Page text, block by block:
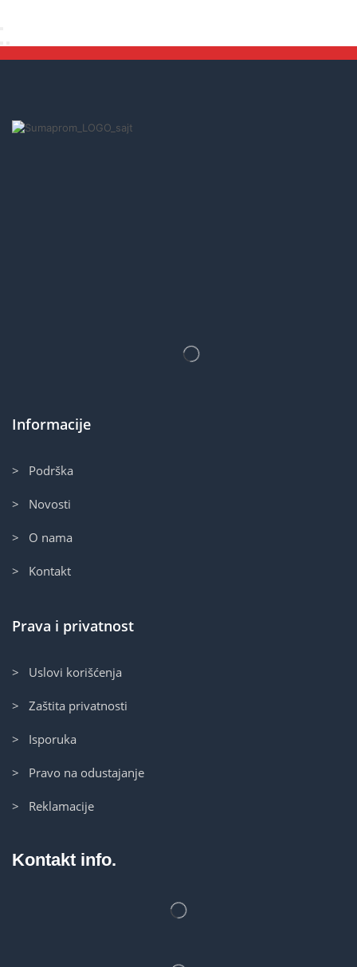
Informacije
> Podrška
> Novosti
> O nama
> Kontakt
Prava i privatnost
> Uslovi korišćenja
> Zaštita privatnosti
> Isporuka
> Pravo na odustajanje
> Reklamacije
Kontakt info.